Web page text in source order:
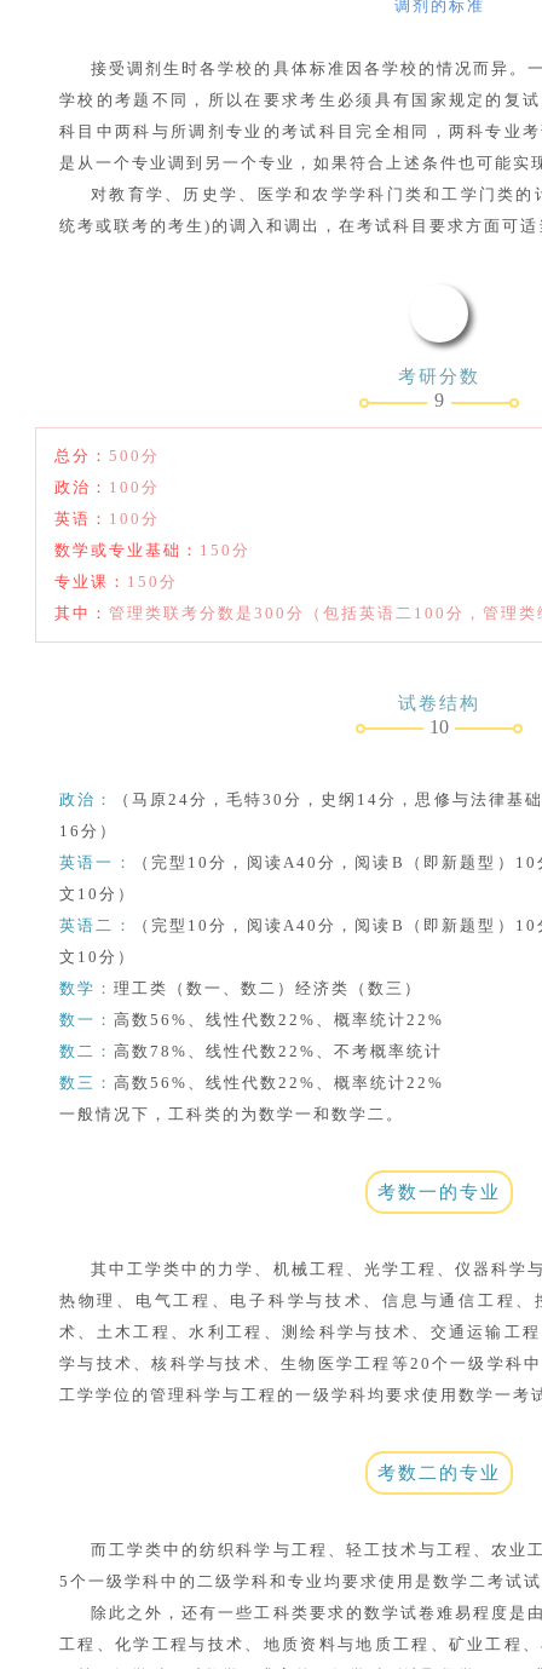
调剂的标准
接受调剂生时各学校的具体标准因各学校的情况而异。
学校的考题不同，所以在要求考生必须具有国家规定的复
科目中两科与所调剂专业的考试科目完全相同，两科专业
是从一个专业调到另一个专业，如果符合上述条件也可能实
对教育学、历史学、医学和农学学科门类和工学门类
统考或联考的考生)的调入和调出，在考试科目要求方面可
考研分数
9
总分：500分
政治： 100分
英语： 100分
数学或专业基础： 150分
专业课： 150分
其中：管理类联考分数是300分（包括英语二100分，管理
试卷结构
10
政治：
（马原24分，毛特30分，史纲14分，思修与法律基
16分）
英语一：
（完型10分，阅读A40分，阅读B（即新题型）
文10分）
英语二：
（完型10分，阅读A40分，阅读B（即新题型）
文10分）
数学：理工类（数一、数二）经济类（数三）
数一：高数56%、线性代数22%、概率统计22%
数二：高数78%、线性代数22%、不考概率统计
数三：高数56%、线性代数22%、概率统计22%
一般情况下，工科类的为数学一和数学二。
考数一的专业
其中工学类中的力学、机械工程、光学工程、仪器科学
热物理、电气工程、电子科学与技术、信息与通信工程
术、土木工程、水利工程、测绘科学与技术、交通运输工
学与技术、核科学与技术、生物医学工程等20个一级学科
工学学位的管理科学与工程的一级学科均要求使用数学一考
考数二的专业
而工学类中的纺织科学与工程、轻工技术与工程、农业
5个一级学科中的二级学科和专业均要求使用是数学二考试
除此之外，还有一些工科类要求的数学试卷难易程度是
工程、化学工程与技术、地质资料与地质工程、矿业工程